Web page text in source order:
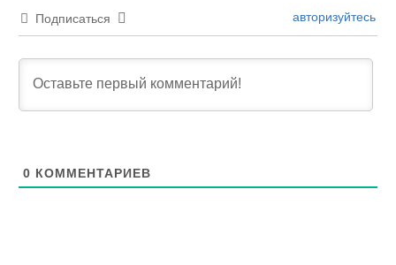
Подписаться авторизуйтесь
0 КОММЕНТАРИЕВ